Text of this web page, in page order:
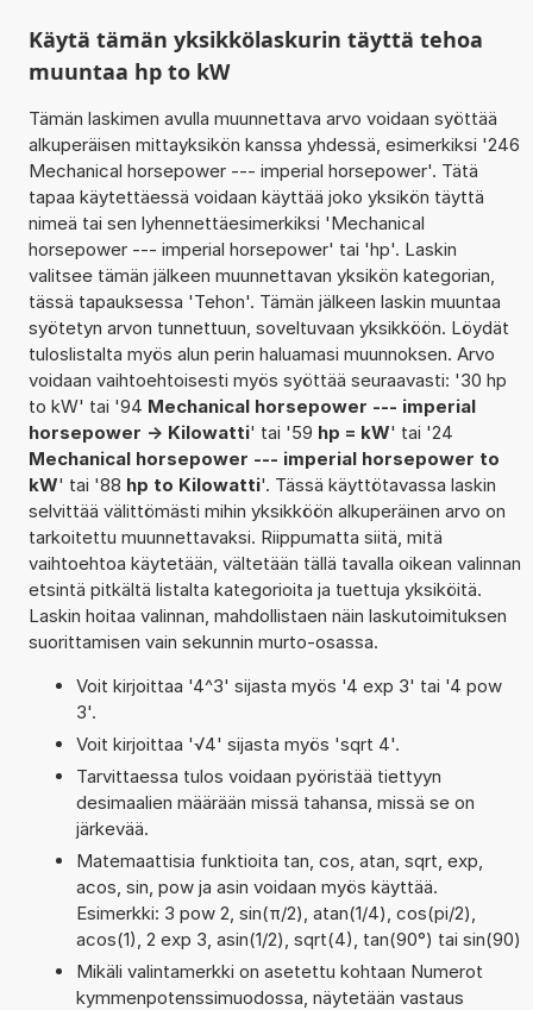
Käytä tämän yksikkölaskurin täyttä tehoa
muuntaa hp to kW
Tämän laskimen avulla muunnettava arvo voidaan syöttää
alkuperäisen mittayksikön kanssa yhdessä, esimerkiksi '246
Mechanical horsepower --- imperial horsepower'. Tätä
tapaa käytettäessä voidaan käyttää joko yksikön täyttä
nimeä tai sen lyhennettäesimerkiksi 'Mechanical
horsepower --- imperial horsepower' tai 'hp'. Laskin
valitsee tämän jälkeen muunnettavan yksikön kategorian,
tässä tapauksessa 'Tehon'. Tämän jälkeen laskin muuntaa
syötetyn arvon tunnettuun, soveltuvaan yksikköön. Löydät
tuloslistalta myös alun perin haluamasi muunnoksen. Arvo
voidaan vaihtoehtoisesti myös syöttää seuraavasti: '30 hp
to kW' tai '94 Mechanical horsepower --- imperial
horsepower -> Kilowatti' tai '59 hp = kW' tai '24
Mechanical horsepower --- imperial horsepower to
kW' tai '88 hp to Kilowatti'. Tässä käyttötavassa laskin
selvittää välittömästi mihin yksikköön alkuperäinen arvo on
tarkoitettu muunnettavaksi. Riippumatta siitä, mitä
vaihtoehtoa käytetään, vältetään tällä tavalla oikean valinnan
etsintä pitkältä listalta kategorioita ja tuettuja yksiköitä.
Laskin hoitaa valinnan, mahdollistaen näin laskutoimituksen
suorittamisen vain sekunnin murto-osassa.
Voit kirjoittaa '4^3' sijasta myös '4 exp 3' tai '4 pow
3'.
Voit kirjoittaa '√4' sijasta myös 'sqrt 4'.
Tarvittaessa tulos voidaan pyöristää tiettyyn
desimaalien määrään missä tahansa, missä se on
järkevää.
Matemaattisia funktioita tan, cos, atan, sqrt, exp,
acos, sin, pow ja asin voidaan myös käyttää.
Esimerkki: 3 pow 2, sin(π/2), atan(1/4), cos(pi/2),
acos(1), 2 exp 3, asin(1/2), sqrt(4), tan(90°) tai sin(90)
Mikäli valintamerkki on asetettu kohtaan Numerot
kymmenpotenssimuodossa, näytetään vastaus